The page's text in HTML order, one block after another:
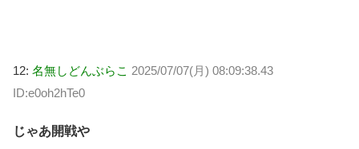
12: 名無しどんぶらこ 2025/07/07(月) 08:09:38.43
ID:e0oh2hTe0
じゃあ開戦や